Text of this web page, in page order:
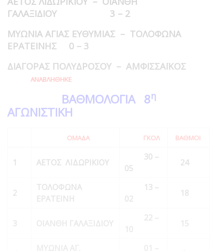
ΓΑΛΑΞΙΔΙΟΥ 3 – 2
ΜΥΩΝΙΑ ΑΓΙΑΣ ΕΥΘΥΜΙΑΣ – ΤΟΛΟΦΩΝΑ
ΕΡΑΤΕΙΝΗΣ 0 – 3
ΔΙΑΓΟΡΑΣ ΠΟΛΥΔΡΟΣΟΥ – ΑΜΦΙΣΣΑΪΚΟΣ
ΑΝΑΒΛΗΘΗΚΕ
ΒΑΘΜΟΛΟΓΙΑ 8η
ΑΓΩΝΙΣΤΙΚΗ
ΟΜΑΔΑ ΓΚΟΛ ΒΑΘΜΟΙ
1 ΑΕΤΟΣ ΛΙΔΩΡΙΚΙΟΥ
30 –
05
24
2
ΤΟΛΟΦΩΝΑ
ΕΡΑΤΕΙΝΗ
13 –
02
18